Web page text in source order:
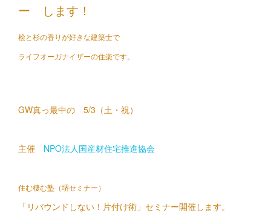
ー します！
桧と杉の香りが好きな建築士で
ライフオーガナイザーの住楽です。
GW真っ最中の 5/3（土・祝）
主催 NPO法人国産材住宅推進協会
住む棲む塾（堺セミナー）
「リバウンドしない！片付け術」セミナー開催します。